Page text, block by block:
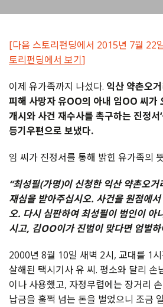
[다음 스토리펀딩에서 2015년 7월 22
토리펀딩에서 보기]
이제 유가족까지 나섰다. 익산 약촌오
피해 사망자유OO의 아내 임OO 씨가
개시와 사건 재수사를 촉구하는 진정서‘
등기우편으로 보냈다.
임 씨가 진정서를 통해 밝힌 유가족의
“최성필(가명)이 신청한 익산 약촌오거
재심을 받아주십시오. 사건을 원점에서
오. 다시 심판하여 최성필이 범인이 아
시고, 김OO이가 진범이 맞다면 엄벌
2000년 8월 10일 새벽 2시, 교대를 1
살해된 택시기사유 씨. 평소와 달리 손
이나 사용했고, 자정무렵에는 장거리
납금을 훌쩍 넘는 돈을 벌었으니 조금